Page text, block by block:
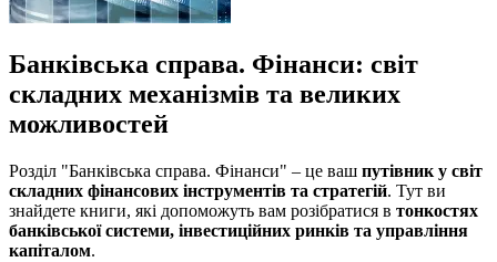
Банківська справа. Фінанси: світ
складних механізмів та великих
можливостей
Розділ "Банківська справа. Фінанси" – це ваш путівник у світ
складних фінансових інструментів та стратегій. Тут ви
знайдете книги, які допоможуть вам розібратися в тонкостях
банківської системи, інвестиційних ринків та управління
капіталом.